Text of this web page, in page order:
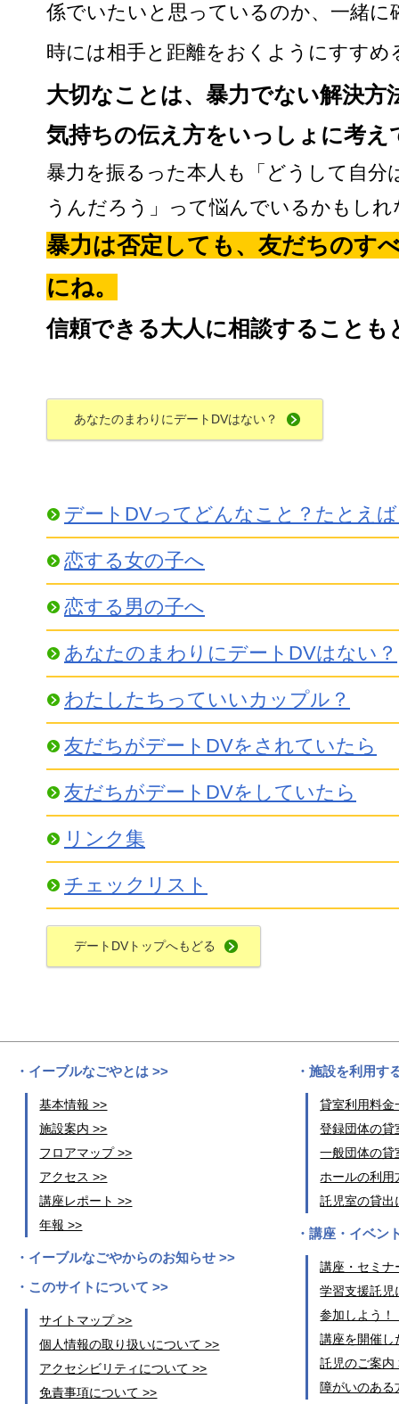
係でいたいと思っているのか、一緒に
時には相手と距離をおくようにすすめ
大切なことは、暴力でない解決方
気持ちの伝え方をいっしょに考え
暴力を振るった本人も「どうして自
うんだろう」って悩んでいるかもしれ
暴力は否定しても、友だちのす
にね。
信頼できる大人に相談することも
あなたのまわりにデートDVはない？
デートDVってどんなこと？たとえ
恋する女の子へ
恋する男の子へ
あなたのまわりにデートDVはない？
わたしたちっていいカップル？
友だちがデートDVをされていたら
友だちがデートDVをしていたら
リンク集
チェックリスト
デートDVトップへもどる
イーブルなごやとは >>
基本情報 >>
施設案内 >>
フロアマップ >>
アクセス >>
講座レポート >>
年報 >>
イーブルなごやからのお知らせ >>
このサイトについて >>
サイトマップ >>
個人情報の取り扱いについて >>
アクセシビリティについて >>
免責事項について >>
施設を利用す
貸室利用料金
登録団体の貸
一般団体の貸
ホールの利用
託児室の貸出
講座・イベン
講座・セミナ
学習支援託児
参加しよう！
講座を開催し
託児のご案内
障がいのある